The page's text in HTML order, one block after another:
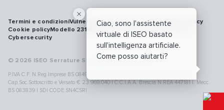
Ciao, sono l'assistente
virtuale di ISEO basato
sull'intelligenza artificiale.
Come posso aiutarti?
© 2026 ISEO Serrature S.p.A. All right reserved
P.IVA C.F. N.Reg.Imprese BS 08499190018 | Cap.Soc.Deliberato € 24.340.965 |
Cap.Soc.Sottoscritto e Versato € 23.969.040 | C.C.I.A.A. Brescia N.REA 447181 |. Mecc.
BS 083839 | SDI CODE SN4CSRI
Termini e condizioniVulnerability disclosure policyPrivacy policy
Cookie policyModello 231WhistleblowingRichiamo prodotti
Cybersecurity